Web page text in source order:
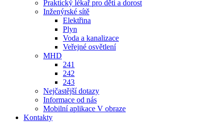
Praktický lékař pro děti a dorost
Inženýrské sítě
Elektřina
Plyn
Voda a kanalizace
Veřejné osvětlení
MHD
241
242
243
Nejčastější dotazy
Informace od nás
Mobilní aplikace V obraze
Kontakty